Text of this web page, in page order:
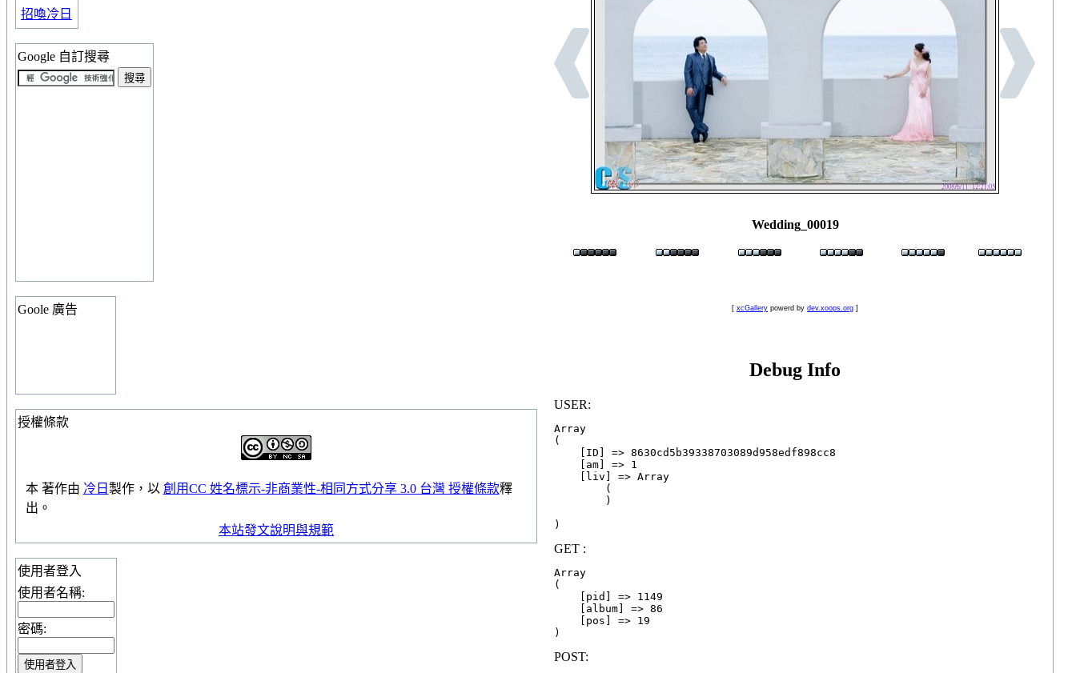
招喚冷日
Google 自訂搜尋
Goole 廣告
授權條款
本 著作由 冷日 製作，以 創用CC 姓名標示-非商業性-相同方式分享 3.0 台灣 授權條款釋
出。
本站發文說明與規範
使用者登入
使用者名稱:
密碼:
Wedding_00019
[ xcGallery powerd by dev.xoops.org ]
Debug Info
USER:
Array
(
    [ID] => 8630cd5b39338703089d958edf898cc8
    [am] => 1
    [liv] => Array
        (
        )
GET :
Array
(
    [pid] => 1149
    [album] => 86
    [pos] => 19
POST: